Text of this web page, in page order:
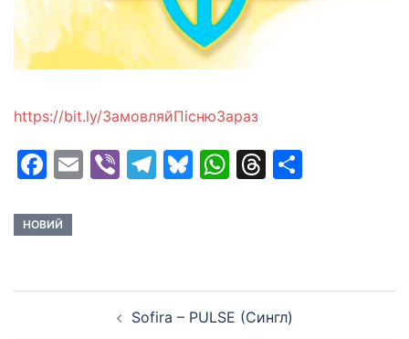
https://bit.ly/ЗамовляйПiснюЗараз
Facebook
EmailViberTelegram
Bluesky
WhatsApp
Threads
НОВИЙ
navigation Sofira – PULSE (Сингл)